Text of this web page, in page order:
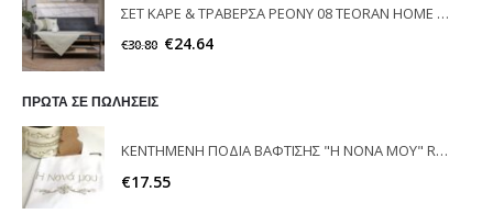
ΣΕΤ ΚΑΡΕ & ΤΡΑΒΕΡΣΑ PEONY 08 TEORAN HOME & MORE
€30.80 €24.64
ΠΡΩΤΑ ΣΕ ΠΩΛΗΣΕΙΣ
ΚΕΝΤΗΜΕΝΗ ΠΟΔΙΑ ΒΑΦΤΙΣΗΣ "Η ΝΟΝΑ ΜΟΥ" RAISON D'ETRE
€17.55